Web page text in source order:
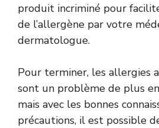
produit incriminé pour
de l’allergène par votre
dermatologue.
Pour terminer, les allergies
sont un problème de plus
mais avec les bonnes
précautions, il est possible